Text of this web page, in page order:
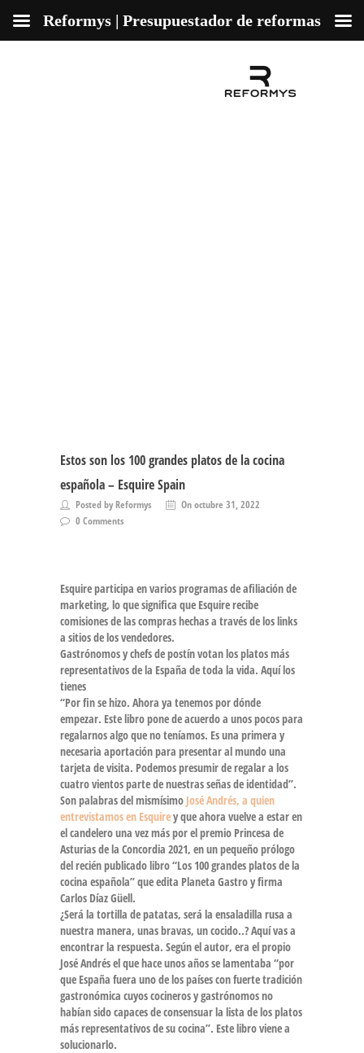
Estos son los 100 grandes platos de la cocina
española – Esquire Spain
Posted by Reformys
On octubre 31, 2022
0 Comments
Esquire participa en varios programas de afiliación de
marketing, lo que significa que Esquire recibe
comisiones de las compras hechas a través de los links
a sitios de los vendedores.
Gastrónomos y chefs de postín votan los platos más
representativos de la España de toda la vida. Aquí los
tienes
“Por fin se hizo. Ahora ya tenemos por dónde
empezar. Este libro pone de acuerdo a unos pocos para
regalarnos algo que no teníamos. Es una primera y
necesaria aportación para presentar al mundo una
tarjeta de visita. Podemos presumir de regalar a los
cuatro vientos parte de nuestras señas de identidad”.
Son palabras del mismísimo José Andrés, a quien
entrevistamos en Esquirey que ahora vuelve a estar en
el candelero una vez más por el premio Princesa de
Asturias de la Concordia 2021, en un pequeño prólogo
del recién publicado libro “Los 100 grandes platos de la
cocina española” que edita Planeta Gastro y firma
Carlos Díaz Güell.
¿Será la tortilla de patatas, será la ensaladilla rusa a
nuestra manera, unas bravas, un cocido..? Aquí vas a
encontrar la respuesta. Según el autor, era el propio
José Andrés el que hace unos años se lamentaba “por
que España fuera uno de los países con fuerte tradición
gastronómica cuyos cocineros y gastrónomos no
habían sido capaces de consensuar la lista de los platos
más representativos de su cocina”. Este libro viene a
solucionarlo.
Reformys | Presupuestador de reformas